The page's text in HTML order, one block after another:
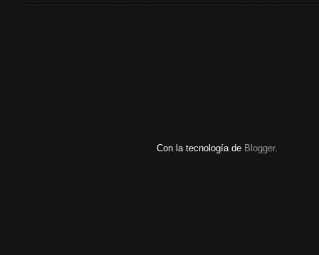
Con la tecnología de Blogger.